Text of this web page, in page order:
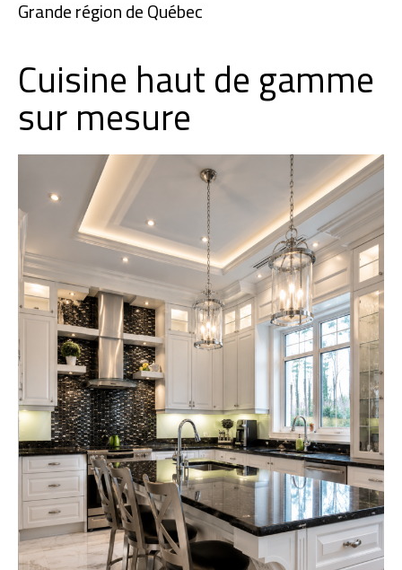
Grande région de Québec
Cuisine haut de gamme
sur mesure